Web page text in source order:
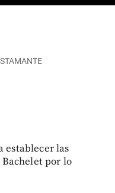
establecer las
por lo